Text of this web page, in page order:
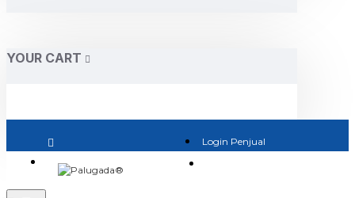
YOUR CART
Login Penjual